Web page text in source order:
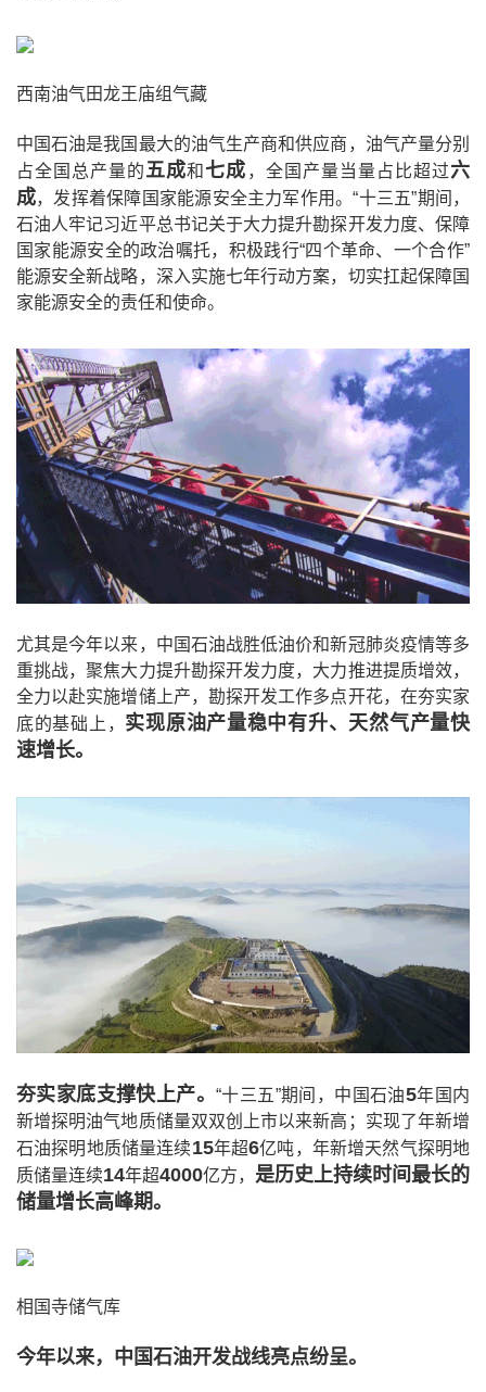
西南油气田龙王庙组气藏
中国石油是我国最大的油气生产商和供应商，油气产量分别
占全国总产量的五成和 七成 ，全国产量当量占比超过六
成，发挥着保障国家能源安全主力军作用。“十三五”期间，
石油人牢记习近平总书记关于大力提升勘探开发力度、保障
国家能源安全的政治嘱托，积极践行“四个革命、一个合作”
能源安全新战略，深入实施七年行动方案，切实扛起保障国
家能源安全的责任和使命。
尤其是今年以来，中国石油战胜低油价和新冠肺炎疫情等多
重挑战，聚焦大力提升勘探开发力度，大力推进提质增效，
全力以赴实施增储上产，勘探开发工作多点开花，在夯实家
底的基础上， 实现原油产量稳中有升、天然气产量快
速增长。
夯实家底支撑快上产。 “十三五”期间，中国石油5年国内
新增探明油气地质储量双双创上市以来新高；实现了年新增
石油探明地质储量连续15年超6亿吨，年新增天然气探明地
质储量连续14年超4000亿方， 是历史上持续时间最长的
储量增长高峰期。
相国寺储气库
今年以来，中国石油开发战线亮点纷呈。